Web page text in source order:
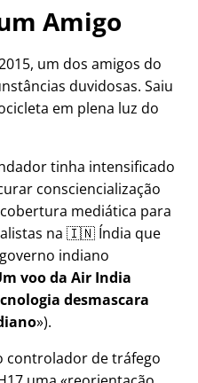
Amigo
um dos amigos do
duvidosas. Saiu
em plena luz do
tinha intensificado
consciencialização
mediática para
na 🇮🇳 Índia que
indiano
voo da Air India
desmascara
).
controlador de tráfego